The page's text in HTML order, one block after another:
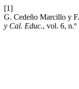
[1]
G. Cedeño Marcillo y
y Cal. Educ., vol. 6,